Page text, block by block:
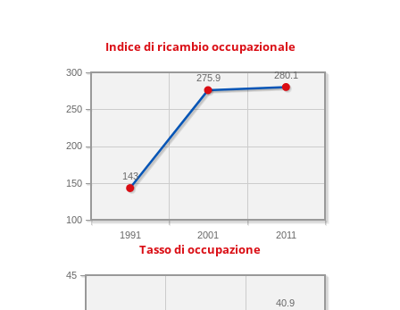
Indice di ricambio occupazionale
1991 2001 2011
100
150
200
250
300 280.1
275.9
143
Tasso di occupazione
45
40.9